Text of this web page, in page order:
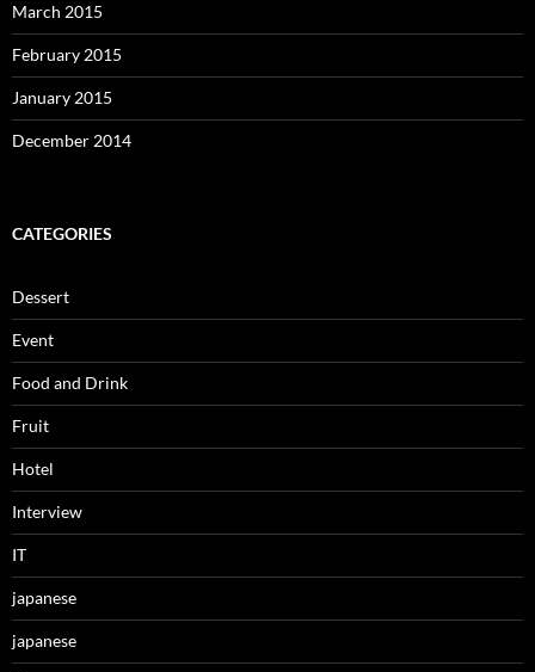
March 2015
February 2015
January 2015
December 2014
CATEGORIES
Dessert
Event
Food and Drink
Fruit
Hotel
Interview
IT
japanese
japanese